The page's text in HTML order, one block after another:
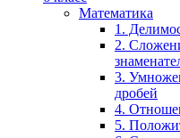
Математика
1.
2.
3.
дробей
4.
5.